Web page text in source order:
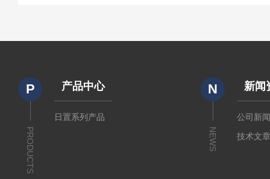
P
PRODUCTS
产品中心
日置系列产品
N
NEWS
新闻
公司新
技术文